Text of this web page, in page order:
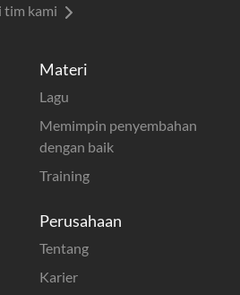
Materi
Lagu
Memimpin penyembahan
dengan baik
Training
Perusahaan
Tentang
Karier
tim kami